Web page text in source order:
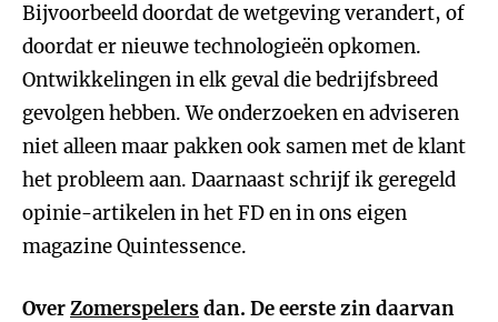
Bijvoorbeeld doordat de wetgeving verandert, of
doordat er nieuwe technologieën opkomen.
Ontwikkelingen in elk geval die bedrijfsbreed
gevolgen hebben. We onderzoeken en adviseren
niet alleen maar pakken ook samen met de klant
het probleem aan. Daarnaast schrijf ik geregeld
opinie-artikelen in het FD en in ons eigen
magazine Quintessence.
OverZomerspelersdan. De eerste zin daarvan